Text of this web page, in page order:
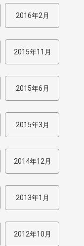
2016年2月
2015年11月
2015年6月
2015年3月
2014年12月
2013年1月
2012年10月